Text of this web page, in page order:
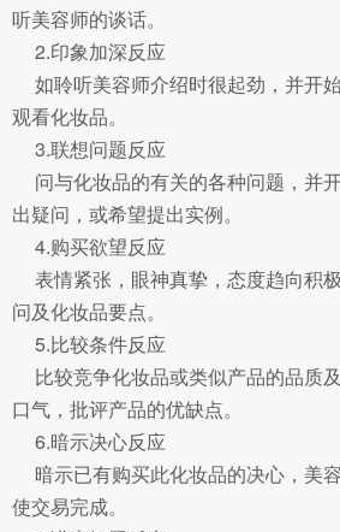
听美容师的谈话。
2.印象加深反应
如聆听美容师介绍时很起劲，并开
观看化妆品。
3.联想问题反应
问与化妆品的有关的各种问题，并
出疑问，或希望提出实例。
4.购买欲望反应
表情紧张，眼神真挚，态度趋向积
问及化妆品要点。
5.比较条件反应
比较竞争化妆品或类似产品的品质
口气，批评产品的优缺点。
6.暗示决心反应
暗示已有购买此化妆品的决心，美
使交易完成。